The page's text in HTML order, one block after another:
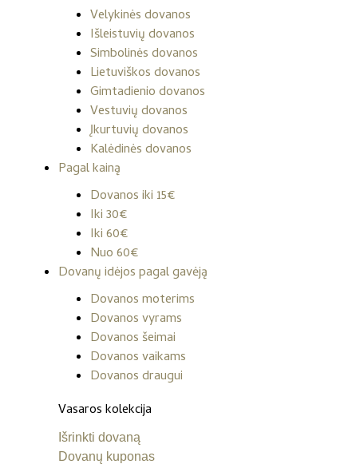
Velykinės dovanos
Išleistuvių dovanos
Simbolinės dovanos
Lietuviškos dovanos
Gimtadienio dovanos
Vestuvių dovanos
Įkurtuvių dovanos
Kalėdinės dovanos
Pagal kainą
Dovanos iki 15€
Iki 30€
Iki 60€
Nuo 60€
Dovanų idėjos pagal gavėją
Dovanos moterims
Dovanos vyrams
Dovanos šeimai
Dovanos vaikams
Dovanos draugui
Vasaros kolekcija
Išrinkti dovaną
Dovanų kuponas